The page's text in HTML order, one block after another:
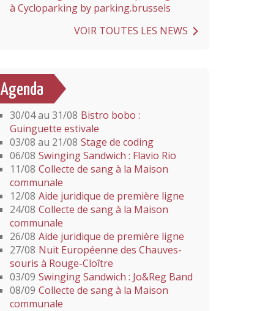
à Cycloparking by parking.brussels
VOIR TOUTES LES NEWS
Agenda
30/04 au 31/08 Bistro bobo :
Guinguette estivale
03/08 au 21/08 Stage de coding
06/08 Swinging Sandwich : Flavio Rio
11/08 Collecte de sang à la Maison
communale
12/08 Aide juridique de première ligne
24/08 Collecte de sang à la Maison
communale
26/08 Aide juridique de première ligne
27/08 Nuit Européenne des Chauves-
souris à Rouge-Cloître
03/09 Swinging Sandwich : Jo&Reg Band
08/09 Collecte de sang à la Maison
communale